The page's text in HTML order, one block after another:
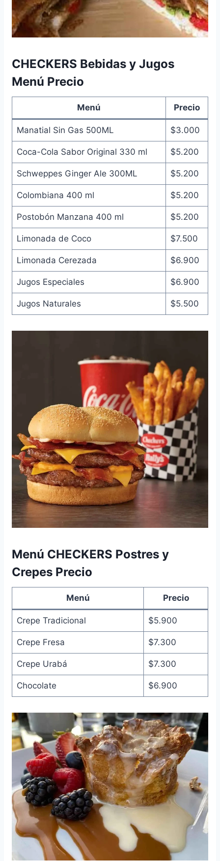
CHECKERS Bebidas y Jugos
Menú Precio
Menú Precio
Manatial Sin Gas 500ML $3.000
Coca-Cola Sabor Original 330 ml $5.200
Schweppes Ginger Ale 300ML $5.200
Colombiana 400 ml $5.200
Postobón Manzana 400 ml $5.200
Limonada de Coco $7.500
Limonada Cerezada $6.900
Jugos Especiales $6.900
Jugos Naturales $5.500
Menú CHECKERS Postres y
Crepes Precio
Menú Precio
Crepe Tradicional $5.900
Crepe Fresa $7.300
Crepe Urabá $7.300
Chocolate $6.900